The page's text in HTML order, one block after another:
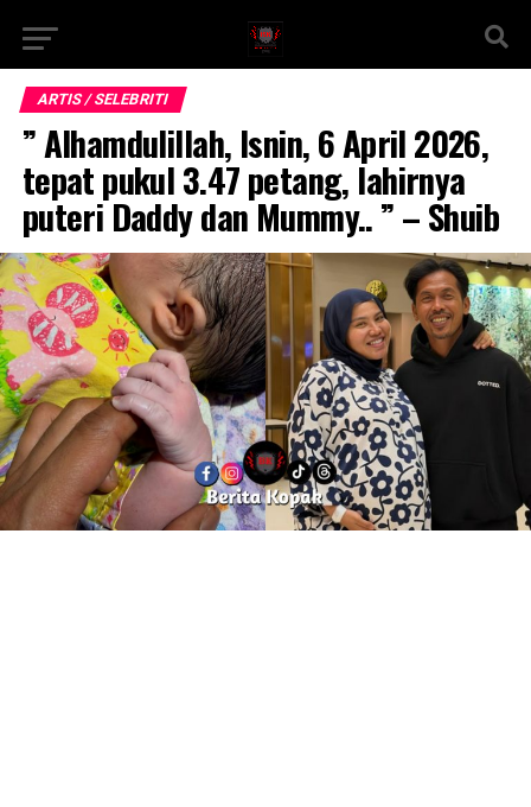
ARTIS / SELEBRITI
” Alhamdulillah, Isnin, 6 April 2026,
tepat pukul 3.47 petang, lahirnya
puteri Daddy dan Mummy.. ” – Shuib